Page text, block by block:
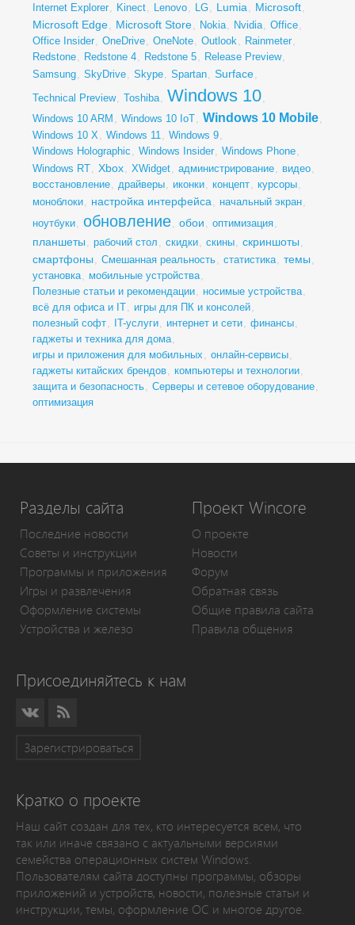
Internet Explorer, Kinect, Lenovo, LG, Lumia, Microsoft,
Microsoft Edge, Microsoft Store, Nokia, Nvidia, Office,
Office Insider, OneDrive, OneNote, Outlook, Rainmeter,
Redstone, Redstone 4, Redstone 5, Release Preview,
Samsung, SkyDrive, Skype, Spartan, Surface,
Technical Preview, Toshiba, Windows 10,
Windows 10 ARM , Windows 10 IoT, Windows 10 Mobile,
Windows 10 X, Windows 11, Windows 9,
Windows Holographic , Windows Insider, Windows Phone,
Windows RT, Xbox, XWidget, администрирование, видео,
восстановление, драйверы, иконки, концепт, курсоры,
моноблоки, настройка интерфейса, начальный экран,
ноутбуки, обновление, обои , оптимизация,
планшеты , рабочий стол , скидки, скины, скриншоты ,
смартфоны , Смешанная реальность, статистика, темы ,
установка, мобильные устройства,
Полезные статьи и рекомендации, носимые устройства,
всё для офиса и IT, игры для ПК и консолей,
полезный софт, IT-услуги, интернет и сети, финансы,
гаджеты и техника для дома,
игры и приложения для мобильных , онлайн-сервисы,
гаджеты китайских брендов, компьютеры и технологии,
защита и безопасность, Серверы и сетевое оборудование,
оптимизация
Разделы сайта
Последние новости
Советы и инструкции
Программы и приложения
Игры и развлечения
Оформление системы
Устройства и железо
Проект Wincore
О проекте
Новости
Форум
Обратная связь
Общие правила сайта
Правила общения
Присоединяйтесь к нам
Зарегистрироваться
Кратко о проекте
Наш сайт создан для тех, кто интересуется всем, что
так или иначе связано с актуальными версиями
семейства операционных систем Windows.
Пользователям сайта доступны программы, обзоры
приложений и устройств, новости, полезные статьи и
инструкции, темы, оформление ОС и многое другое.